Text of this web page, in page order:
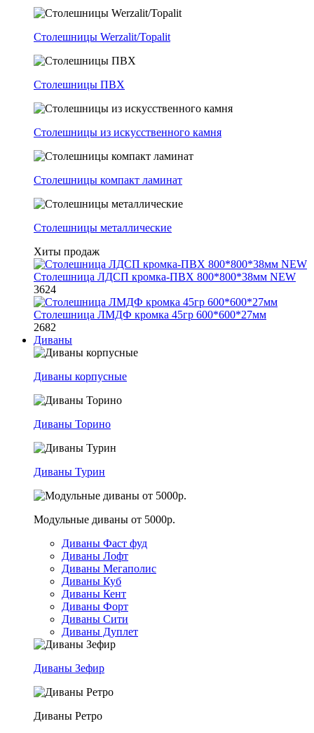
Столешницы Werzalit/Topalit
Столешницы ПВХ
Столешницы из искусственного камня
Столешницы компакт ламинат
Столешницы металлические
Хиты продаж
Столешница ЛДСП кромка-ПВХ 800*800*38мм NEW
3624
Столешница ЛМДФ кромка 45гр 600*600*27мм
2682
Диваны
Диваны корпусные
Диваны Торино
Диваны Турин
Модульные диваны от 5000р.
Диваны Фаст фуд
Диваны Лофт
Диваны Мегаполис
Диваны Куб
Диваны Кент
Диваны Форт
Диваны Сити
Диваны Дуплет
Диваны Зефир
Диваны Ретро